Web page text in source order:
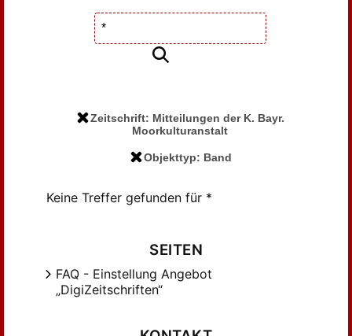
Zeitschrift: Mitteilungen der K. Bayr.
Moorkulturanstalt
Objekttyp: Band
Keine Treffer gefunden für *
SEITEN
FAQ - Einstellung Angebot
„DigiZeitschriften“